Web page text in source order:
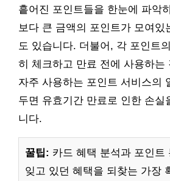
흩어진 포인트들을 한눈에 파악
보다 큰 금액의 포인트가 모여있
도 있습니다. 더불어, 각 포인트
히 체크하고 만료 전에 사용하는
자주 사용하는 포인트 서비스의
두면 유효기간 만료로 인한 손실
니다.
꿀팁: 카드 혜택 분석과 포인트
잊고 있던 혜택을 되찾는 가장